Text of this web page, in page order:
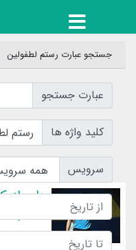
جستجو عبارت رستم لطفولین
عبارت جستجو
کلید واژه ها
سرویس
داور